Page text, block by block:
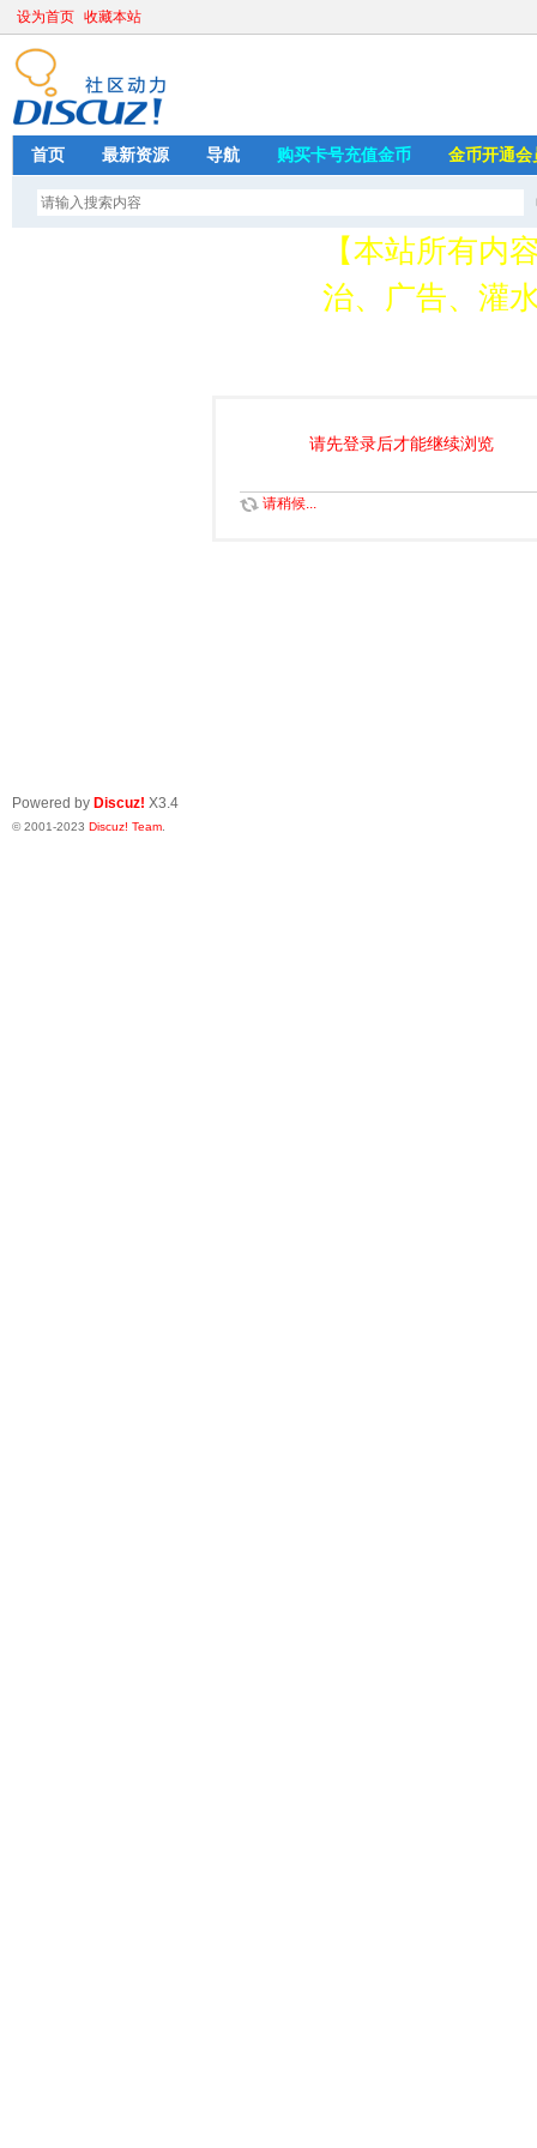
设为首页 收藏本站
首页 最新资源 导航 购买卡号充值金币 金币开通会
【本站所有内
治、广告、灌
请先登录后才能继续浏览
请稍候...
Powered by Discuz! X3.4
© 2001-2023 Discuz! Team.